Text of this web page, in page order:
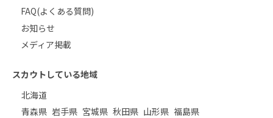
FAQ(よくある質問)
お知らせ
メディア掲載
スカウトしている地域
北海道
青森県 岩手県 宮城県 秋田県 山形県 福島県